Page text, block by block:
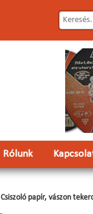
Rólunk
Csiszoló papír, vászon